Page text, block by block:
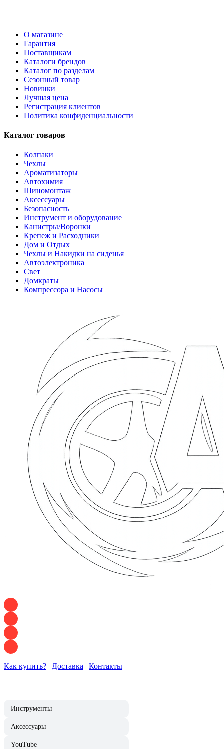
О магазине
Гарантия
Поставщикам
Каталоги брендов
Каталог по разделам
Сезонный товар
Новинки
Лучшая цена
Регистрация клиентов
Политика конфиденциальности
Каталог товаров
Колпаки
Чехлы
Ароматизаторы
Автохимия
Шиномонтаж
Аксессуары
Безопасность
Инструмент и оборудование
Канистры/Воронки
Крепеж и Расходники
Дом и Отдых
Чехлы и Накидки на сиденья
Автоэлектроника
Свет
Домкраты
Компрессора и Насосы
Как купить? | Доставка | Контакты
Инструменты
Аксессуары
YouTube